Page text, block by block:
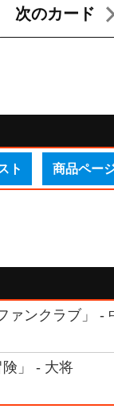
次のカード
ト 商品ペー
ァンクラブ」 -
険」 - 大将